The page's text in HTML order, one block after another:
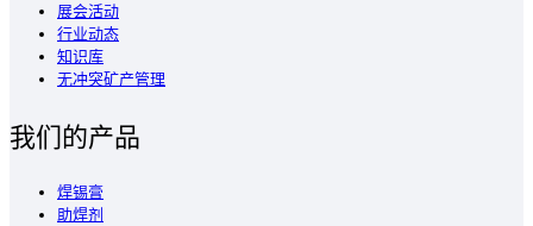
展会活动
行业动态
知识库
无冲突矿产管理
我们的产品
焊锡膏
助焊剂